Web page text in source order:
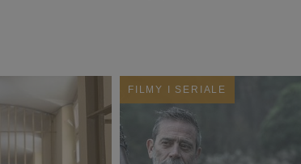
FILMY I SERIALE